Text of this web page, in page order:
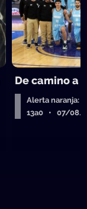
De camino a
Alerta naranja:
13a0 • 07/08/